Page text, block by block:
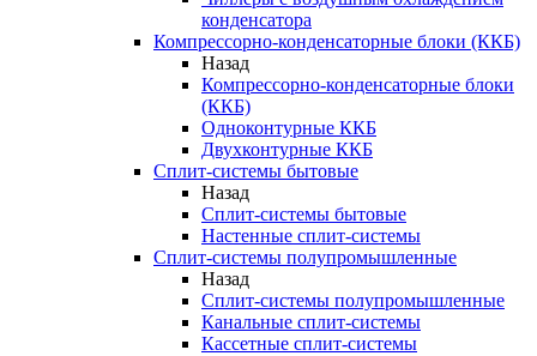
конденсатора
Компрессорно-конденсаторные блоки (ККБ)
Назад
Компрессорно-конденсаторные блоки
(ККБ)
Одноконтурные ККБ
Двухконтурные ККБ
Сплит-системы бытовые
Назад
Сплит-системы бытовые
Настенные сплит-системы
Сплит-системы полупромышленные
Назад
Сплит-системы полупромышленные
Канальные сплит-системы
Кассетные сплит-системы